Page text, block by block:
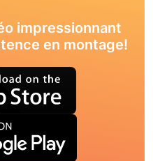
impressionnant
en montage!